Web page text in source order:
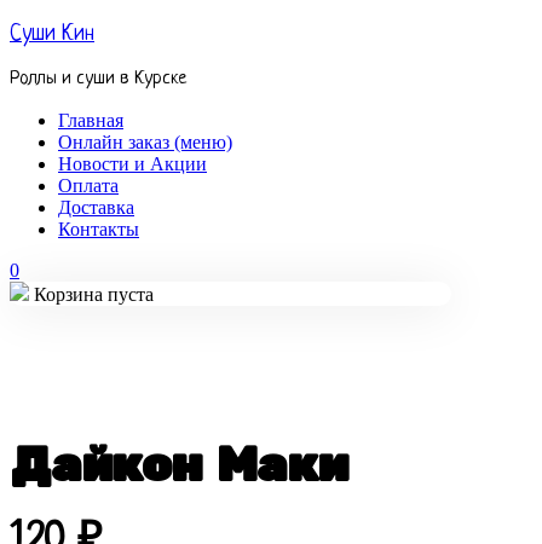
Суши Кин
Роллы и суши в Курске
Главная
Онлайн заказ (меню)
Новости и Акции
Оплата
Доставка
Контакты
0
Корзина пуста
Дайкон Маки